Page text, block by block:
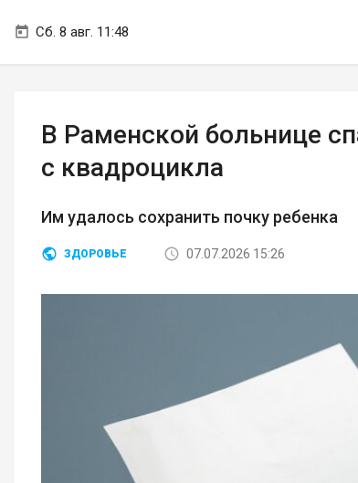
Сб. 8 авг. 11:48
В Раменской больнице
с квадроцикла
Им удалось сохранить почку ребенка
ЗДОРОВЬЕ 07.07.2026 15:26